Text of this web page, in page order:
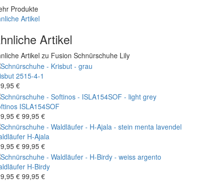
Produkte
Artikel
Artikel
Artikel zu Fusion Schnürschuhe Lily
2515-4-1
€
ISLA154SOF
€ 99,95 €
H-Ajala
€ 99,95 €
H-Birdy
€ 99,95 €